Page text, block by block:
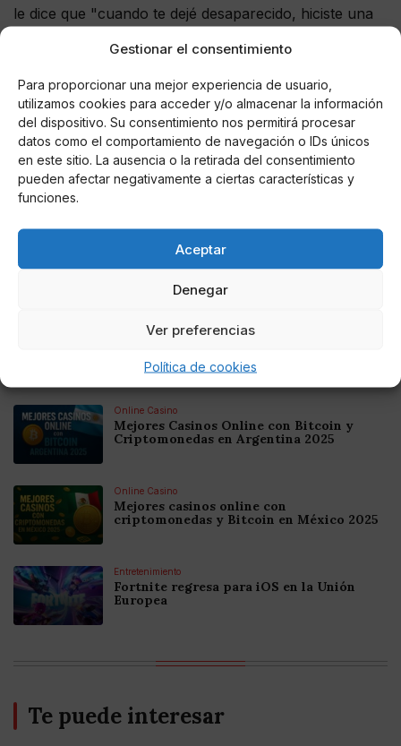
Gestionar el consentimiento
Para proporcionar una mejor experiencia de usuario,
utilizamos cookies para acceder y/o almacenar la información
del dispositivo. Su consentimiento nos permitirá procesar
datos como el comportamiento de navegación o IDs únicos
en este sitio. La ausencia o la retirada del consentimiento
pueden afectar negativamente a ciertas características y
funciones.
Aceptar
Denegar
Ver preferencias
Política de cookies
le dice que "cuando te dejé desaparecido, hiciste una
reírse de las pistas lanzadas por Instagram, los bailes
y un mensaje con el que podría perdonar al italiano:
"Oh, eres muy complicado y muy terco".
Noticias relacionadas
Online Casino
Colombia 2025: Bitcoin Casinos
Online Casino
Mejores Casinos Online con Bitcoin y
Criptomonedas en Argentina 2025
Online Casino
Mejores casinos online con
criptomonedas y Bitcoin en México 2025
Entretenimiento
Fortnite regresa para iOS en la Unión
Europea
Te puede interesar